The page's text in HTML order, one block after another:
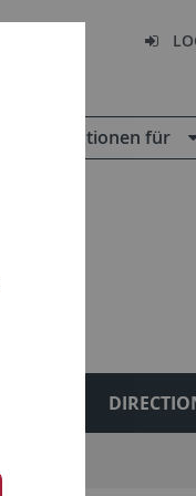
Informationen für